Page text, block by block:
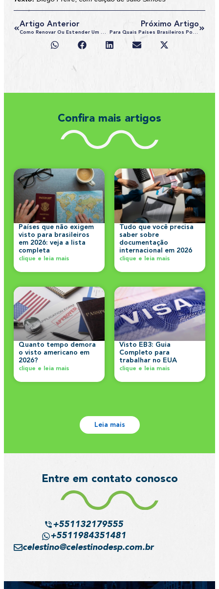
Artigo Anterior Próximo Artigo
Confira mais artigos
Países que não exigem
visto para brasileiros
em 2026: veja a lista
completa
clique e leia mais
Tudo que você precisa
saber sobre
documentação
internacional em 2026
clique e leia mais
Quanto tempo demora
o visto americano em
2026?
clique e leia mais
Visto EB3: Guia
Completo para
trabalhar no EUA
clique e leia mais
Leia mais
Entre em contato conosco
+551132179555
+5511984351481
celestino@celestinodesp.com.br